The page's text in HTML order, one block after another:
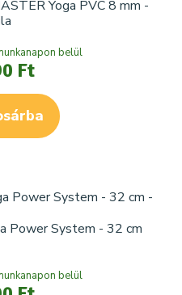
Yoga PVC 8 mm -
belül
Ft
Power System - 32 cm
belül